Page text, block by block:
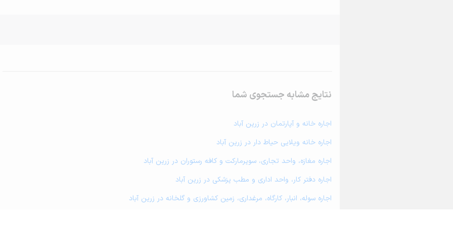
نتایج مشابه جستجوی شما
اجاره خانه و آپارتمان در زرین آباد
اجاره خانه ویلایی حیاط دار در زرین آباد
اجاره مغازه، واحد تجاری، سوپرمارکت و کافه رستوران در زرین آباد
اجاره دفتر کار، واحد اداری و مطب پزشکی در زرین آباد
اجاره سوله، انبار، کارگاه، مرغداری، زمین کشاورزی و گلخانه در زرین آباد